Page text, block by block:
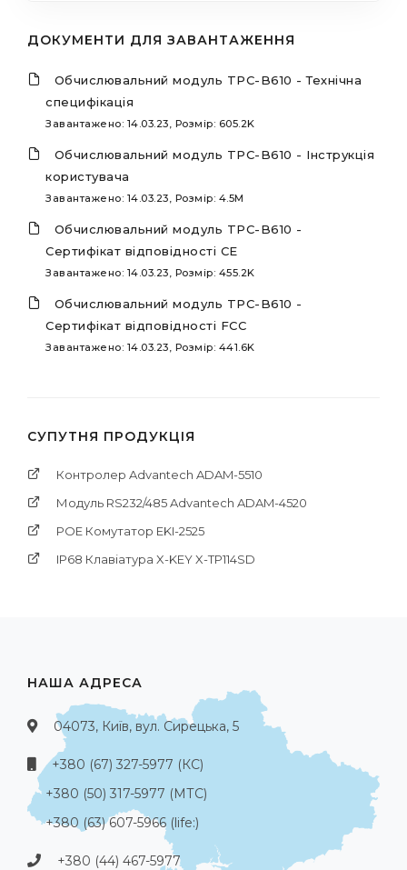
ДОКУМЕНТИ ДЛЯ ЗАВАНТАЖЕННЯ
Обчислювальний модуль TPC-B610 - Технічна
специфікація
Завантажено: 14.03.23, Розмір: 605.2K
Обчислювальний модуль TPC-B610 - Інструкція
користувача
Завантажено: 14.03.23, Розмір: 4.5M
Обчислювальний модуль TPC-B610 -
Сертифікат відповідності CE
Завантажено: 14.03.23, Розмір: 455.2K
Обчислювальний модуль TPC-B610 -
Сертифікат відповідності FCC
Завантажено: 14.03.23, Розмір: 441.6K
СУПУТНЯ ПРОДУКЦІЯ
Контролер Advantech ADAM-5510
Модуль RS232/485 Advantech ADAM-4520
POE Комутатор EKI-2525
IP68 Клавіатура X-KEY X-TP114SD
НАША АДРЕСА
04073, Київ, вул. Сирецька, 5
+380 (67) 327-5977 (КС)
+380 (50) 317-5977 (МТС)
+380 (63) 607-5966 (life:)
+380 (44) 467-5977